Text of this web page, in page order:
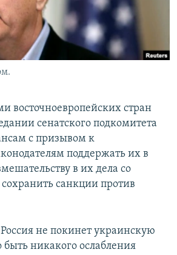
восточноевропейских стран
сенатского подкомитета
с призывом к
поддержать их в
в их дела со
санкции против
не покинет украинскую
никакого ослабления